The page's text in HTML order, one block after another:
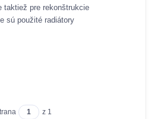
taktiež pre rekonštrukcie
sú použité radiátory
z 1